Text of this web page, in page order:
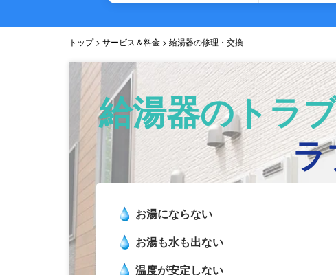
トップ> サービス＆料金 > 給湯器の修理・交換
給湯器のトラ
ラ
お湯にならない
お湯も水も出ない
温度が安定しない